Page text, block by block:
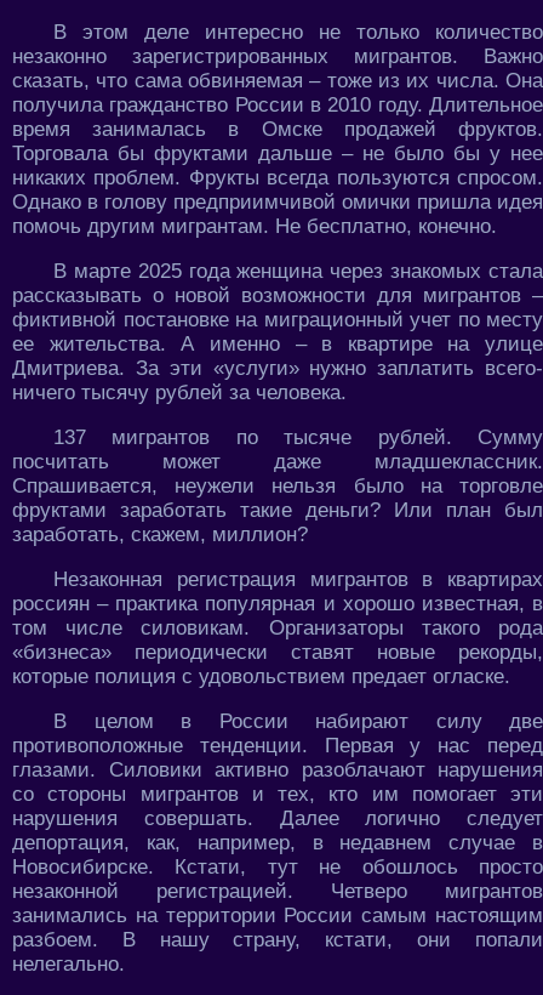
В этом деле интересно не только количество
незаконно зарегистрированных мигрантов. Важно
сказать, что сама обвиняемая – тоже из их числа. Она
получила гражданство России в 2010 году. Длительное
время занималась в Омске продажей фруктов.
Торговала бы фруктами дальше – не было бы у нее
никаких проблем. Фрукты всегда пользуются спросом.
Однако в голову предприимчивой омички пришла идея
помочь другим мигрантам. Не бесплатно, конечно.
В марте 2025 года женщина через знакомых стала
рассказывать о новой возможности для мигрантов –
фиктивной постановке на миграционный учет по месту
ее жительства. А именно – в квартире на улице
Дмитриева. За эти «услуги» нужно заплатить всего-
ничего тысячу рублей за человека.
137 мигрантов по тысяче рублей. Сумму
посчитать может даже младшеклассник.
Спрашивается, неужели нельзя было на торговле
фруктами заработать такие деньги? Или план был
заработать, скажем, миллион?
Незаконная регистрация мигрантов в квартирах
россиян – практика популярная и хорошо известная, в
том числе силовикам. Организаторы такого рода
«бизнеса» периодически ставят новые рекорды,
которые полиция с удовольствием предает огласке.
В целом в России набирают силу две
противоположные тенденции. Первая у нас перед
глазами. Силовики активно разоблачают нарушения
со стороны мигрантов и тех, кто им помогает эти
нарушения совершать. Далее логично следует
депортация, как, например, в недавнем случае в
Новосибирске. Кстати, тут не обошлось просто
незаконной регистрацией. Четверо мигрантов
занимались на территории России самым настоящим
разбоем. В нашу страну, кстати, они попали
нелегально.